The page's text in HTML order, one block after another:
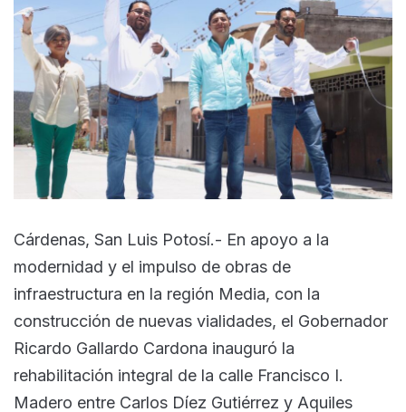
Cárdenas, San Luis Potosí.- En apoyo a la
modernidad y el impulso de obras de
infraestructura en la región Media, con la
construcción de nuevas vialidades, el Gobernador
Ricardo Gallardo Cardona inauguró la
rehabilitación integral de la calle Francisco I.
Madero entre Carlos Díez Gutiérrez y Aquiles